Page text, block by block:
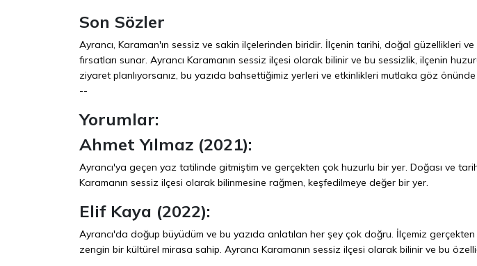
Son Sözler
Ayrancı, Karaman'ın sessiz ve sakin ilçelerinden biridir. İlçenin tarihi, doğal güzellikleri
fırsatları sunar. Ayrancı Karamanın sessiz ilçesi olarak bilinir ve bu sessizlik, ilçenin
ziyaret planlıyorsanız, bu yazıda bahsettiğimiz yerleri ve etkinlikleri mutlaka göz
--
Yorumlar:
Ahmet Yılmaz (2021):
Ayrancı'ya geçen yaz tatilinde gitmiştim ve gerçekten çok huzurlu bir yer. Doğası ve
Karamanın sessiz ilçesi olarak bilinmesine rağmen, keşfedilmeye değer bir yer.
Elif Kaya (2022):
Ayrancı'da doğup büyüdüm ve bu yazıda anlatılan her şey çok doğru. İlçemiz
zengin bir kültürel mirasa sahip. Ayrancı Karamanın sessiz ilçesi olarak bilinir ve bu